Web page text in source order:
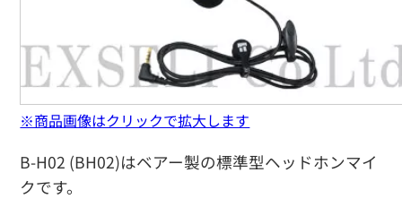
B-H02 (BH02)はベアー製の標準型ヘッドホンマイ
クです。
※商品画像はクリックで拡大します